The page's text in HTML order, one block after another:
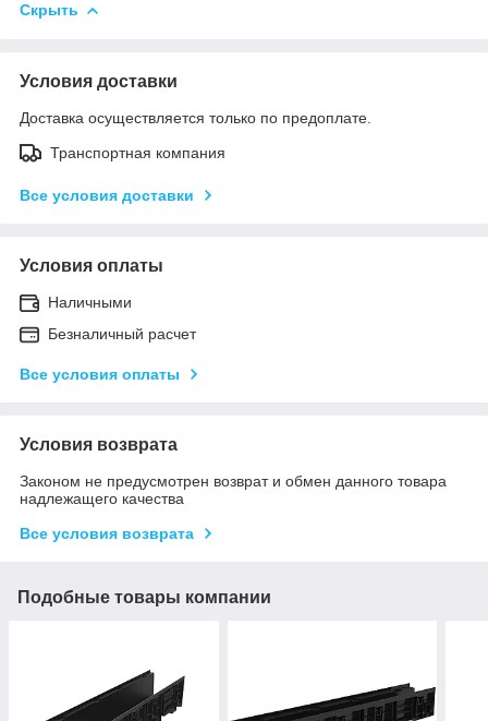
Скрыть
Условия доставки
Доставка осуществляется только по предоплате.
Транспортная компания
Все условия доставки
Условия оплаты
Наличными
Безналичный расчет
Все условия оплаты
Условия возврата
Законом не предусмотрен возврат и обмен данного товара
надлежащего качества
Все условия возврата
Подобные товары компании